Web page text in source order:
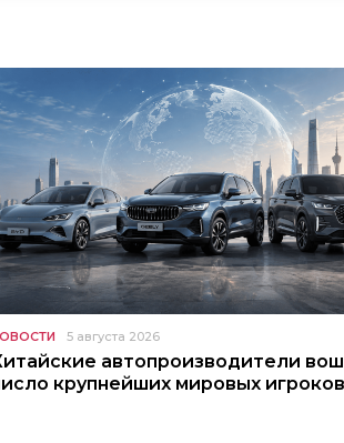
5 августа 2026
автопроизводители
крупнейших мировых игроков